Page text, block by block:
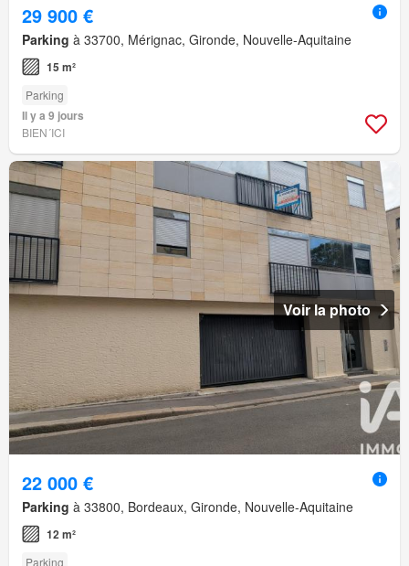
29 900 €
Parking à 33700, Mérignac, Gironde, Nouvelle-Aquitaine
15 m²
Parking
Il y a 9 jours
BIEN´ICI
Voir la photo
22 000 €
Parking à 33800, Bordeaux, Gironde, Nouvelle-Aquitaine
12 m²
Parking